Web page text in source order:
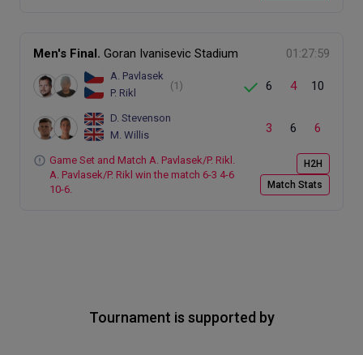
Men's Final. Goran Ivanisevic Stadium 01:27:59
A. Pavlasek
P. Rikl
(1) 6 4 10
D. Stevenson
M. Willis
3 6 6
Game Set and Match A. Pavlasek/P. Rikl.
A. Pavlasek/P. Rikl win the match 6-3 4-6
10-6.
H2H
Match Stats
Tournament is supported by